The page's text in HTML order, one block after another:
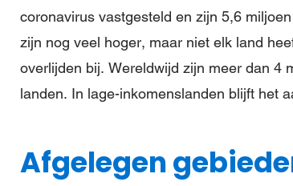
coronavirus vastgesteld en zijn 5,6
zijn nog veel hoger, maar niet elk land
overlijden bij. Wereldwijd zijn meer dan 4
landen. In lage-inkomenslanden blijft het
Afgelegen